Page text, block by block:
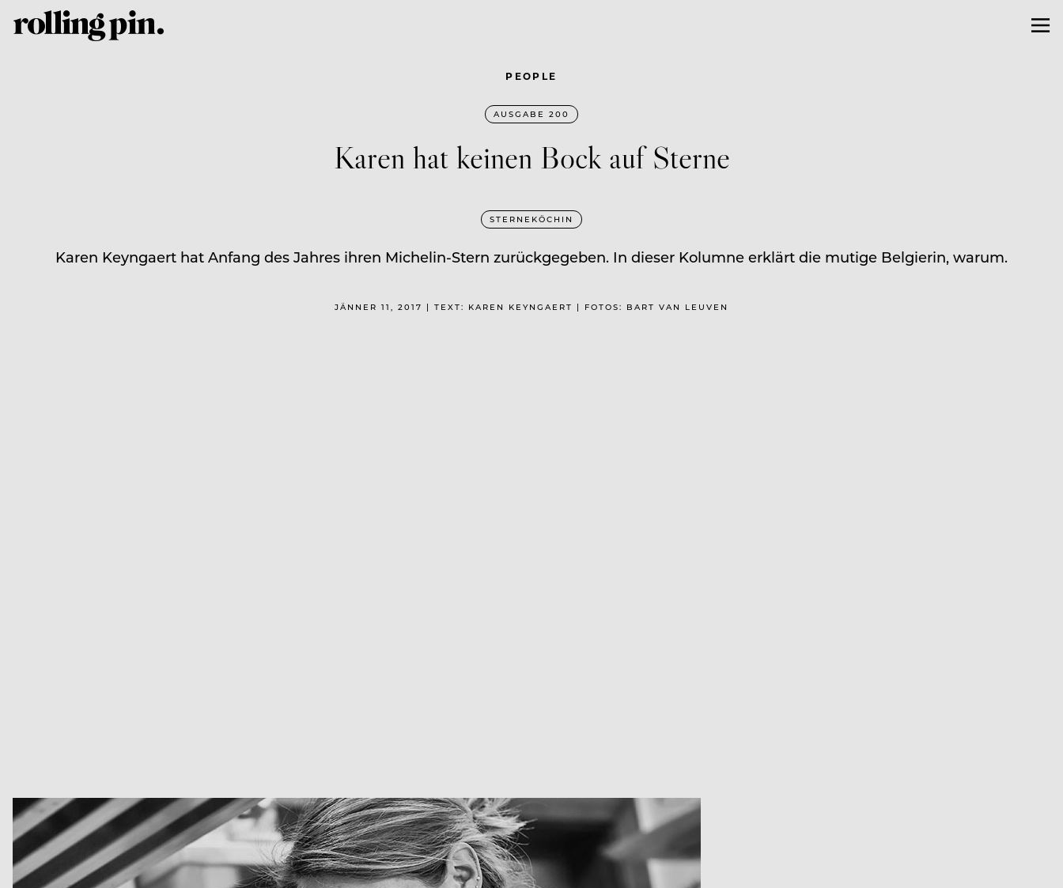
PEOPLE
AUSGABE 200
Karen hat keinen Bock auf Sterne
STERNEKÖCHIN
Karen Keyngaert hat Anfang des Jahres ihren Michelin-Stern zurückgegeben. In dieser Kolumne erklärt die mutige Belgierin, warum.
JÄNNER 11, 2017 | TEXT: KAREN KEYNGAERT | FOTOS: BART VAN LEUVEN